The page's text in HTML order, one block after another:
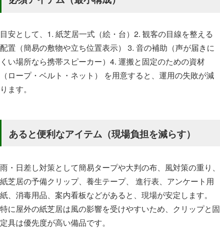
目安として、1. 紙芝居一式（絵・台）2. 観客の目線を整える
配置（簡易の敷物や立ち位置表示） 3. 音の補助（声が届きに
くい場所なら携帯スピーカー）4. 運搬と固定のための資材
（ロープ・ベルト・ネット） を用意すると、運用の失敗が減
ります。
あると便利なアイテム（現場負担を減らす）
雨・日差し対策として簡易タープや大判の布、風対策の重り、
紙芝居の予備クリップ、養生テープ、 進行表、アンケート用
紙、消毒用品、案内看板などがあると、現場が安定します。
特に屋外の紙芝居は風の影響を受けやすいため、クリップと固
定具は優先度が高い備品です。